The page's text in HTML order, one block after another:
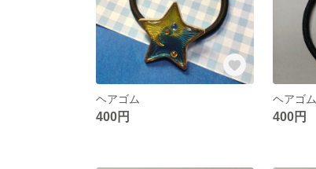
ヘアゴム
400円
ヘアゴム
400円